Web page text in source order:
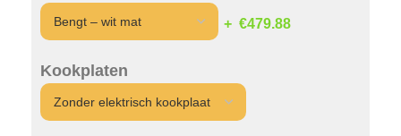
€479.88
Kookplaten